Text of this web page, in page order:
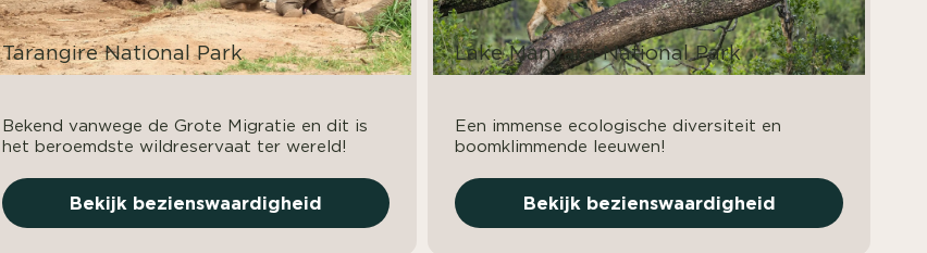
Tarangire National Park
Bekend vanwege de Grote Migratie en dit is
het beroemdste wildreservaat ter wereld!
Bekijk bezienswaardigheid
Lake Manyara National Park
Een immense ecologische diversiteit en
boomklimmende leeuwen!
Bekijk bezienswaardigheid